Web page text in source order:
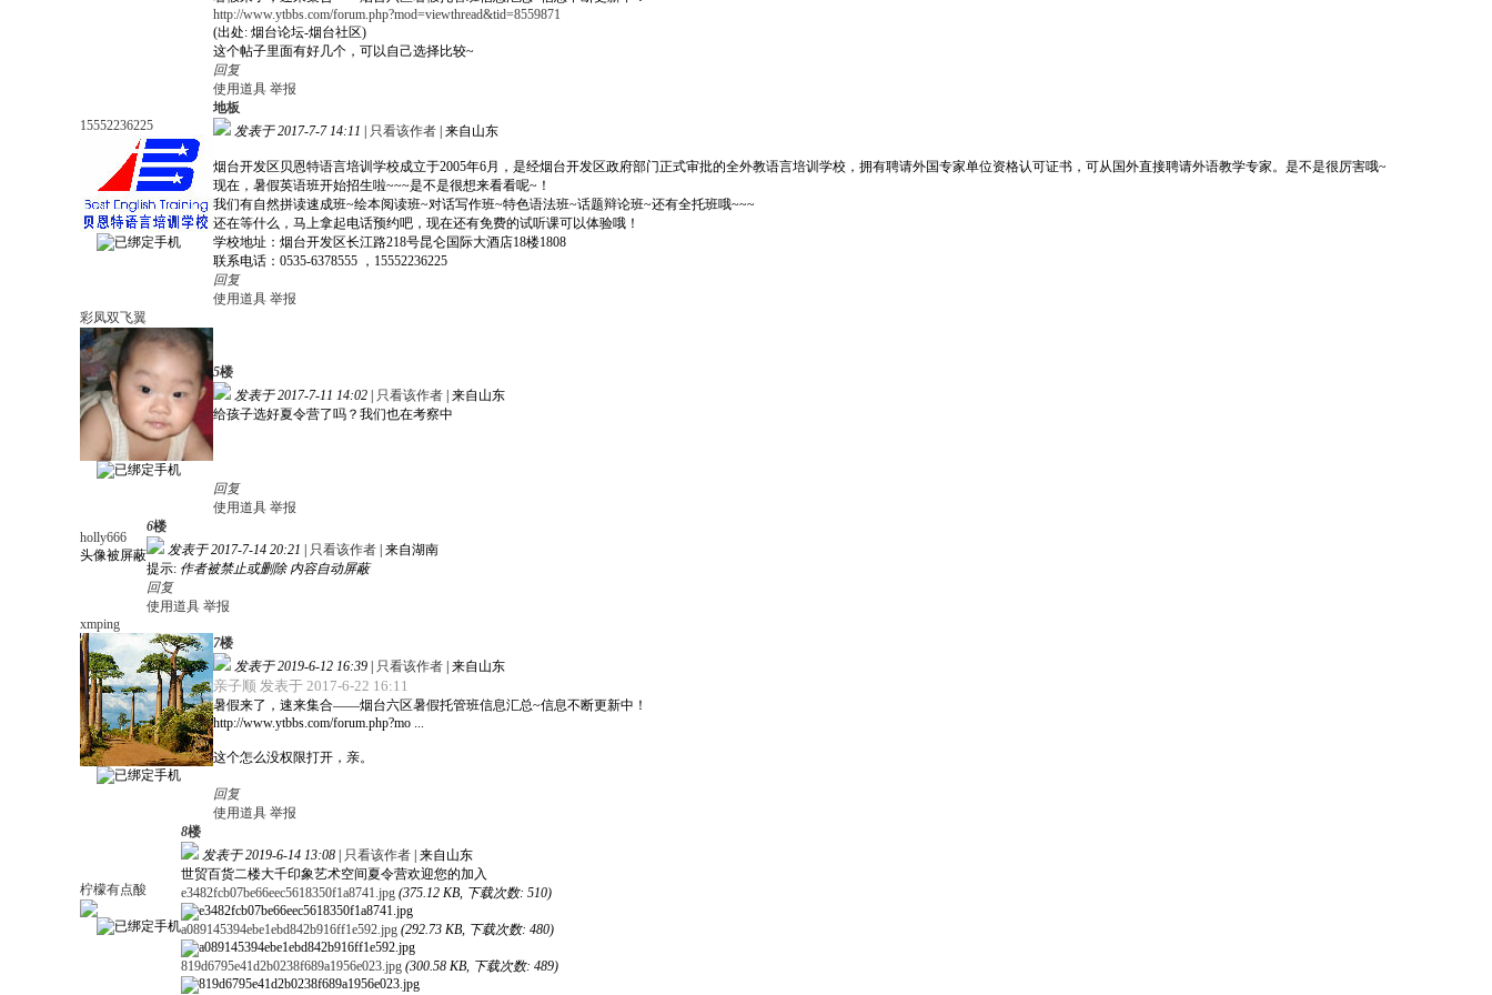
http://www.ytbbs.com/forum.php?mod=viewthread&tid=8559871
(出处: 烟台论坛-烟台社区)
这个帖子里面有好几个，可以自己选择比较~
回复
使用道具 举报
15552236225
地板
发表于 2017-7-7 14:11
只看该作者 来自山东
烟台开发区贝恩特语言培训学校成立于2005年6月，是经烟台开发区政府部门正式审批的全外教语言培训学校，拥有聘请外国专家单位资格认可证书，可从国外直接聘请外语教学专家。是不是很厉害哦~
现在，暑假英语班开始招生啦~~~是不是很想来看看呢~！
我们有自然拼读速成班~绘本阅读班~对话写作班~特色语法班~话题辩论班~还有全托班哦~~~
还在等什么，马上拿起电话预约吧，现在还有免费的试听课可以体验哦！
学校地址：烟台开发区长江路218号昆仑国际大酒店18楼1808
联系电话：0535-6378555 ，15552236225
回复
使用道具 举报
彩凤双飞翼
5楼
发表于 2017-7-11 14:02
只看该作者 来自山东
给孩子选好夏令营了吗？我们也在考察中
回复
使用道具 举报
holly666
头像被屏蔽
6楼
发表于 2017-7-14 20:21
只看该作者 来自湖南
提示: 作者被禁止或删除 内容自动屏蔽
回复
使用道具 举报
xmping
7楼
发表于 2019-6-12 16:39
只看该作者 来自山东
亲子顺 发表于 2017-6-22 16:11
暑假来了，速来集合——烟台六区暑假托管班信息汇总~信息不断更新中！
http://www.ytbbs.com/forum.php?mo ...
这个怎么没权限打开，亲。
回复
使用道具 举报
柠檬有点酸
8楼
发表于 2019-6-14 13:08
只看该作者 来自山东
世贸百货二楼大千印象艺术空间夏令营欢迎您的加入
e3482fcb07be66eec5618350f1a8741.jpg (375.12 KB, 下载次数: 510)
a089145394ebe1ebd842b916ff1e592.jpg (292.73 KB, 下载次数: 480)
819d6795e41d2b0238f689a1956e023.jpg (300.58 KB, 下载次数: 489)